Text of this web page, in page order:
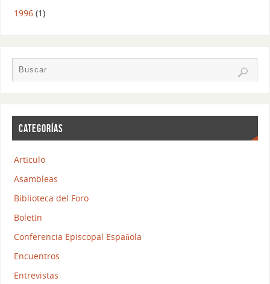
1996(1)
CATEGORÍAS
Artículo
Asambleas
Biblioteca del Foro
Boletín
Conferencia Episcopal Española
Encuentros
Entrevistas